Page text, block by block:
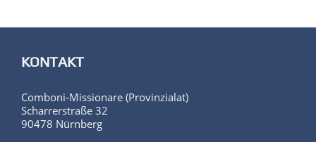
KONTAKT
Comboni-Missionare (Provinzialat)
Scharrerstraße 32
90478 Nürnberg